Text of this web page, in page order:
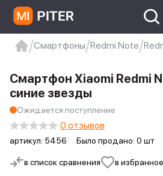
Xiaomi 9 про
xiaomi redmi 12c
Смартфоны Redmi Note
в список сравнения в избранное
Смартфон Xiaomi Redmi
синие звезды
Ожидается поступление
артикул: 5456 Было продано: 0 шт
0 отзывов